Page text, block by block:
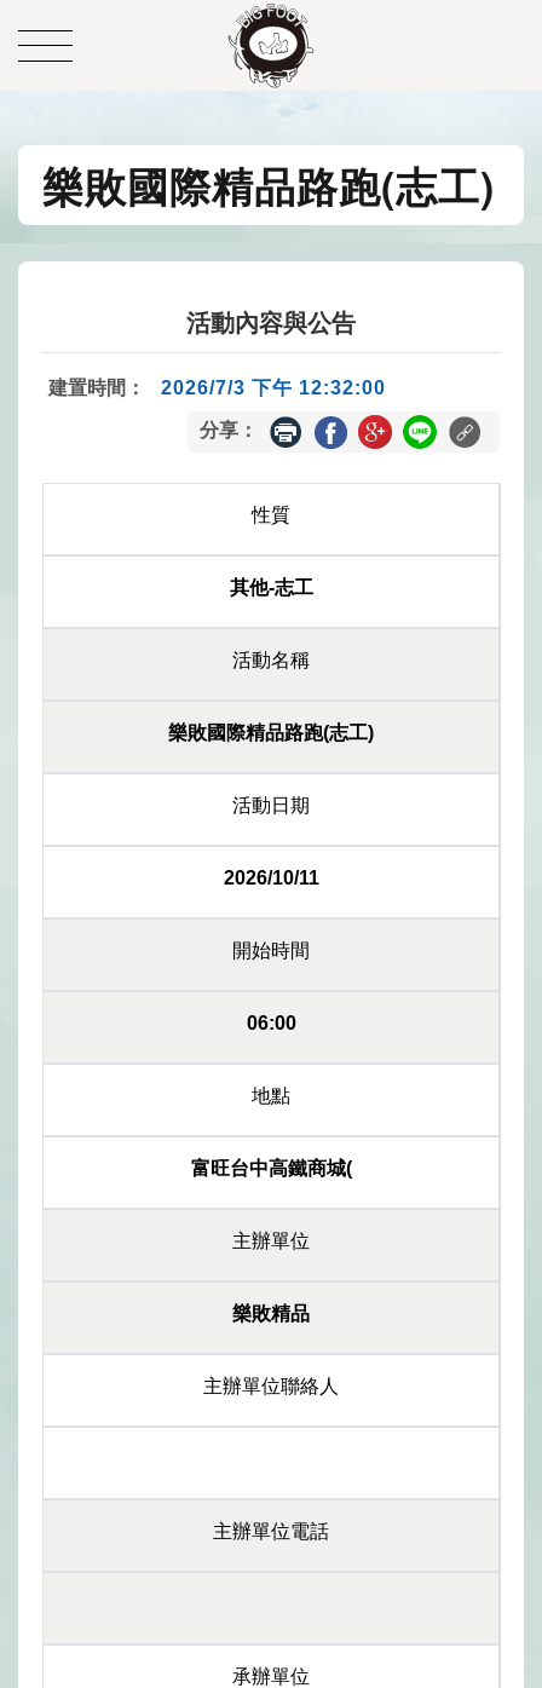
樂敗國際精品路跑(志工)
活動內容與公告
建置時間： 2026/7/3 下午 12:32:00
分享：
性質
其他-志工
活動名稱
樂敗國際精品路跑(志工)
活動日期
2026/10/11
開始時間
06:00
地點
富旺台中高鐵商城(
主辦單位
樂敗精品
主辦單位聯絡人
主辦單位電話
承辦單位